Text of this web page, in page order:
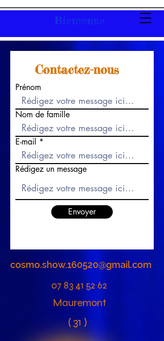
Bienvenue
Contactez-nous
Prénom
Nom de famille
E-mail
Rédigez un message
Envoyer
cosmo.show.160520@gmail.com
07 83 41 52 62
Mauremont
( 31 )